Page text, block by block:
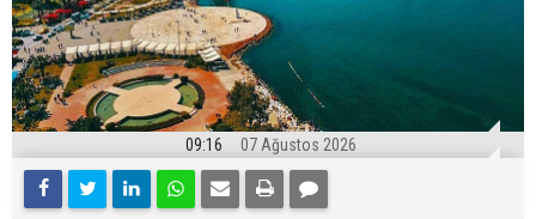
09:16 07 Ağustos 2026